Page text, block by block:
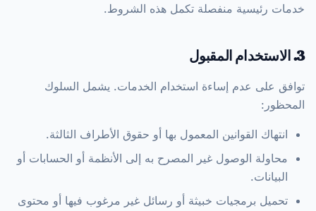
خدمات رئيسية منفصلة تكمل هذه الشروط.
3. الاستخدام المقبول
توافق على عدم إساءة استخدام الخدمات. يشمل السلوك
المحظور:
انتهاك القوانين المعمول بها أو حقوق الأطراف الثالثة.
محاولة الوصول غير المصرح به إلى الأنظمة أو الحسابات أو
البيانات.
تحميل برمجيات خبيثة أو رسائل غير مرغوب فيها أو محتوى